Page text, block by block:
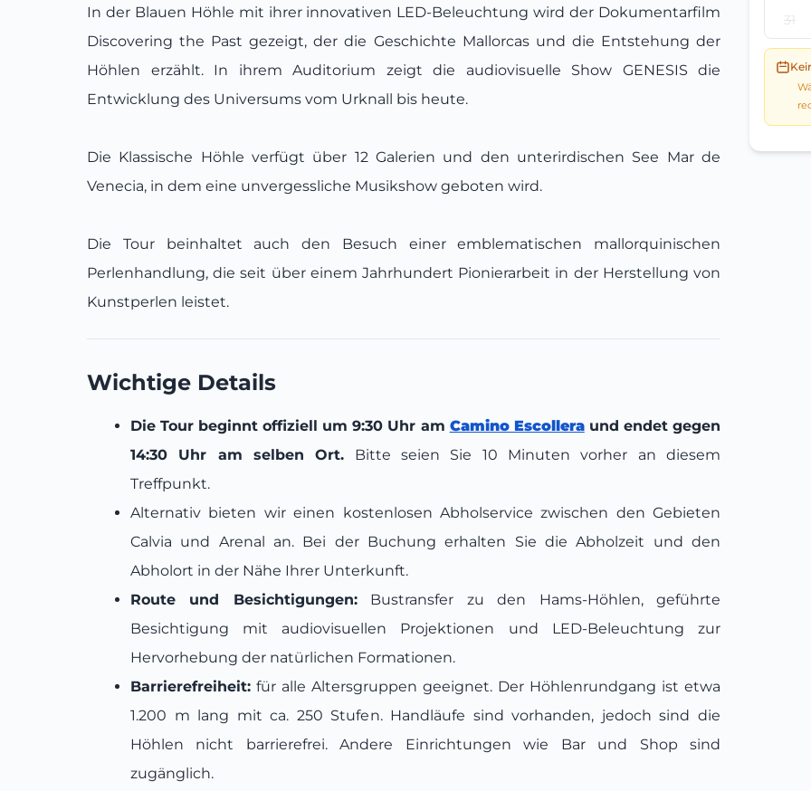
In der Blauen Höhle mit ihrer innovativen LED-Beleuchtung wird der Dokumentarfilm
Discovering the Past gezeigt, der die Geschichte Mallorcas und die Entstehung der
Höhlen erzählt. In ihrem Auditorium zeigt die audiovisuelle Show GENESIS die
Entwicklung des Universums vom Urknall bis heute.
Die Klassische Höhle verfügt über 12 Galerien und den unterirdischen See Mar de
Venecia, in dem eine unvergessliche Musikshow geboten wird.
Die Tour beinhaltet auch den Besuch einer emblematischen mallorquinischen
Perlenhandlung, die seit über einem Jahrhundert Pionierarbeit in der Herstellung von
Kunstperlen leistet.
Wichtige Details
Die Tour beginnt offiziell um 9:30 Uhr am Camino Escolleraund endet gegen
14:30 Uhr am selben Ort. Bitte seien Sie 10 Minuten vorher an diesem
Treffpunkt.
Alternativ bieten wir einen kostenlosen Abholservice zwischen den Gebieten
Calvia und Arenal an. Bei der Buchung erhalten Sie die Abholzeit und den
Abholort in der Nähe Ihrer Unterkunft.
Route und Besichtigungen:Bustransfer zu den Hams-Höhlen, geführte
Besichtigung mit audiovisuellen Projektionen und LED-Beleuchtung zur
Hervorhebung der natürlichen Formationen.
Barrierefreiheit: für alle Altersgruppen geeignet. Der Höhlenrundgang ist etwa
1.200 m lang mit ca. 250 Stufen. Handläufe sind vorhanden, jedoch sind die
Höhlen nicht barrierefrei. Andere Einrichtungen wie Bar und Shop sind
zugänglich.
31